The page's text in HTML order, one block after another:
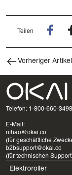
Teilen
Vorheriger Artikel
Telefon: 1-800-660-3498
E-Mail:
nihao@okai.co
(für geschäftliche
b2bsupport@okai.co
(für technischen
Elektroroller